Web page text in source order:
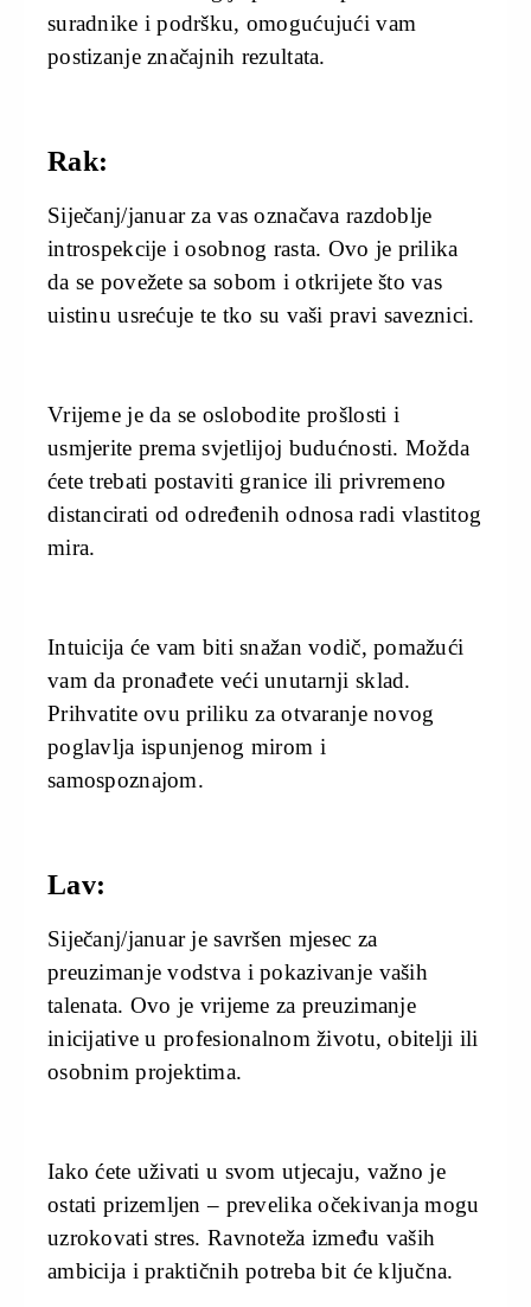
suradnike i podršku, omogućujući vam
postizanje značajnih rezultata.
Rak:
Siječanj/januar za vas označava razdoblje
introspekcije i osobnog rasta. Ovo je prilika
da se povežete sa sobom i otkrijete što vas
uistinu usrećuje te tko su vaši pravi saveznici.
Vrijeme je da se oslobodite prošlosti i
usmjerite prema svjetlijoj budućnosti. Možda
ćete trebati postaviti granice ili privremeno
distancirati od određenih odnosa radi vlastitog
mira.
Intuicija će vam biti snažan vodič, pomažući
vam da pronađete veći unutarnji sklad.
Prihvatite ovu priliku za otvaranje novog
poglavlja ispunjenog mirom i
samospoznajom.
Lav:
Siječanj/januar je savršen mjesec za
preuzimanje vodstva i pokazivanje vaših
talenata. Ovo je vrijeme za preuzimanje
inicijative u profesionalnom životu, obitelji ili
osobnim projektima.
Iako ćete uživati u svom utjecaju, važno je
ostati prizemljen – prevelika očekivanja mogu
uzrokovati stres. Ravnoteža između vaših
ambicija i praktičnih potreba bit će ključna.